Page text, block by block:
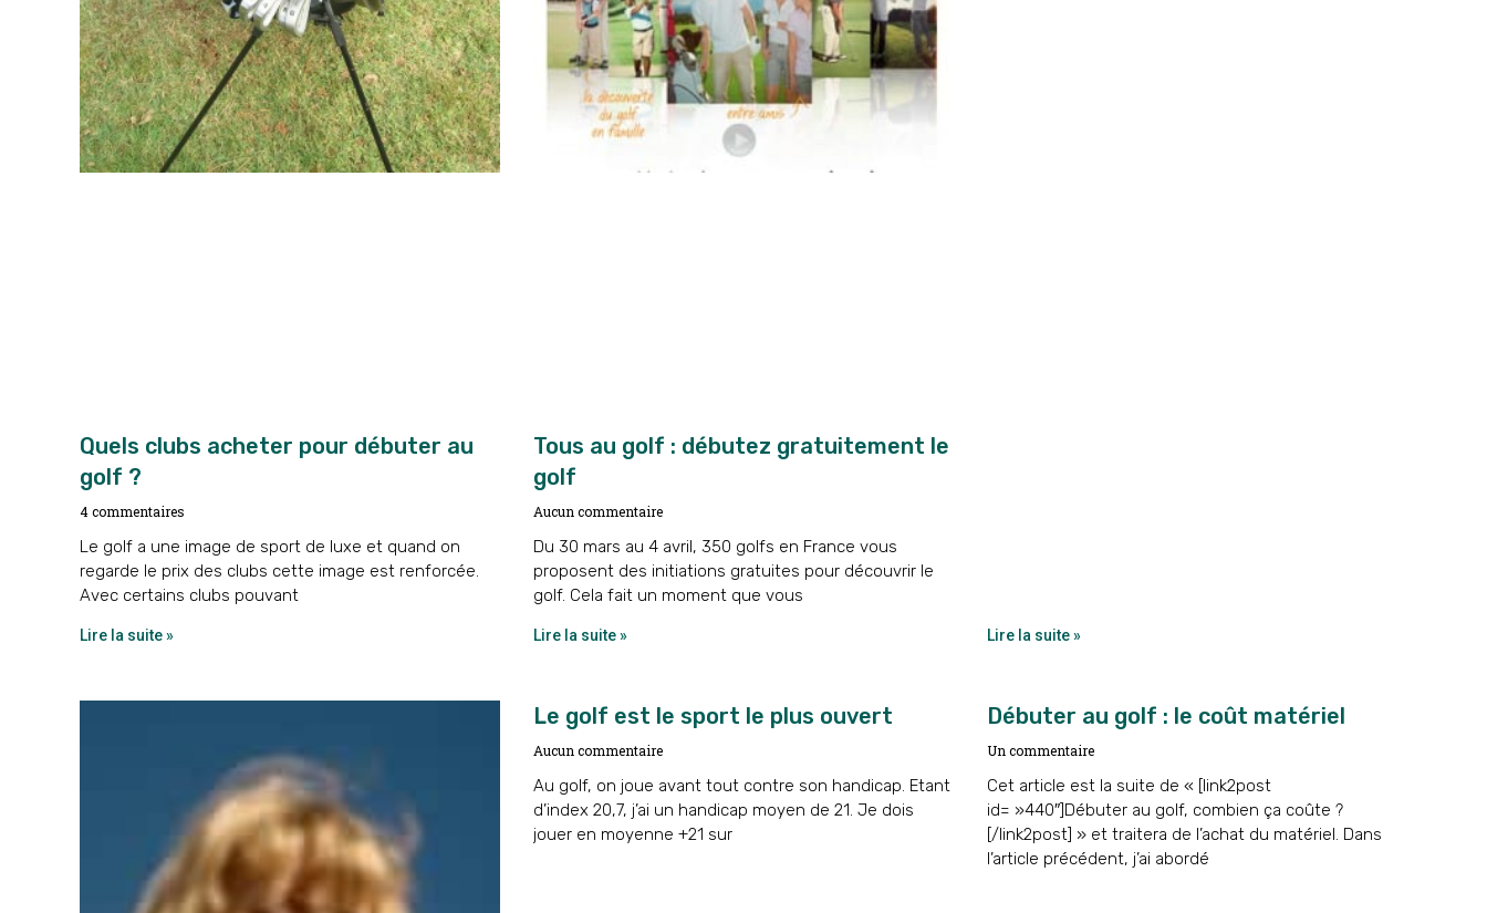
Quels clubs acheter pour débuter au
golf ?
4 commentaires
Le golf a une image de sport de luxe et quand on
regarde le prix des clubs cette image est renforcée.
Avec certains clubs pouvant
Lire la suite »
Tous au golf : débutez gratuitement le
golf
Aucun commentaire
Du 30 mars au 4 avril, 350 golfs en France vous
proposent des initiations gratuites pour découvrir le
golf. Cela fait un moment que vous
Lire la suite » Lire la suite »
Le golf est le sport le plus ouvert
Aucun commentaire
Au golf, on joue avant tout contre son handicap. Etant
d’index 20,7, j’ai un handicap moyen de 21. Je dois
jouer en moyenne +21 sur
Débuter au golf : le coût matériel
Un commentaire
Cet article est la suite de « [link2post
id= »440″]Débuter au golf, combien ça coûte ?
[/link2post] » et traitera de l’achat du matériel. Dans
l’article précédent, j’ai abordé